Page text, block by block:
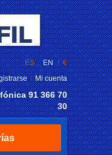
€
ES
EN
Mi cuenta
91 366 70
30